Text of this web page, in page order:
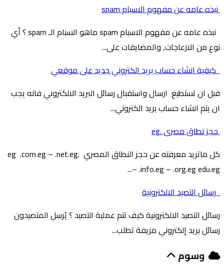
نبذه عامه عن مفهوم الاسبام spam
نبذه عامه عن مفهوم الاسبام spam ماهو السبام الـ spam ؟ أي
نوع من الازعاجات, والمضايقات على...
كيفية انشاء حساب بريد الكتروني جديد على موقعي
قبل ان تستطيع ارسال واستقبال رسائل البريد الالكتروني فانه يجب
ان يتم انشاء حساب بريد الكتروني...
حجز نطاق مصرى .eg
كل ماتريد معرفته عن حجز النطاق المصري .eg .com.eg – .net.eg
– .info.eg – .org.eg edu.eg...
رسائل التصيد الالكترونية
رسائل التصيد الالكترونية كيف تتم عملية التصيد ؟ يُرسل المتصيدون
رسائل بريد إلكتروني مزيفة تطلب...
وسوم